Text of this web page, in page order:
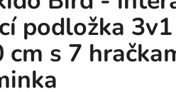
podložka
cm s 7